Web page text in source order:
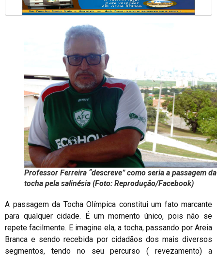
Professor Ferreira “descreve” como seria a passagem da
tocha pela salinésia (Foto: Reprodução/Facebook)
A passagem da Tocha Olímpica constitui um fato marcante
para qualquer cidade. É um momento único, pois não se
repete facilmente. E imagine ela, a tocha, passando por Areia
Branca e sendo recebida por cidadãos dos mais diversos
segmentos, tendo no seu percurso ( revezamento) a